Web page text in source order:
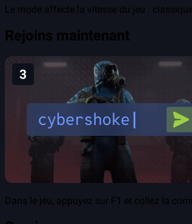
Le mode affecte la vitesse du jeu :
Rejoins maintenant
Dans le jeu, appuyez sur F1 et collez la